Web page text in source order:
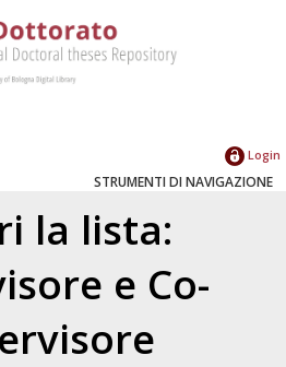
Login
STRUMENTI DI NAVIGAZIONE
la lista:
e Co-